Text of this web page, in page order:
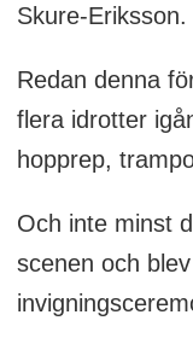
Skure-Eriksson.
Redan denna
flera idrotter
hopprep,
Och inte minst
scenen och